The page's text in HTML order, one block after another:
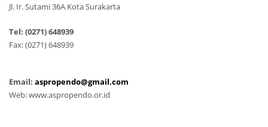
Jl. Ir. Sutami 36A Kota Surakarta
Tel: (0271) 648939
Fax: (0271) 648939
Email: aspropendo@gmail.com
Web: www.aspropendo.or.id